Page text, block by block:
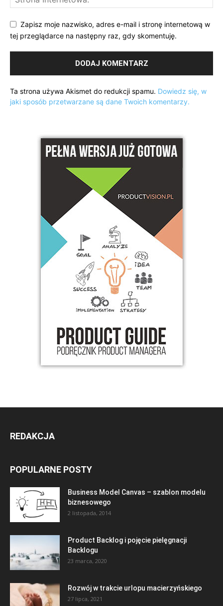
Zapisz moje nazwisko, adres e-mail i stronę internetową w
tej przeglądarce na następny raz, gdy skomentuję.
Ta strona używa Akismet do redukcji spamu. Dowiedz się, w
jaki sposób przetwarzane są dane Twoich komentarzy.
REDAKCJA
POPULARNE POSTY
Business Model Canvas – szablon modelu
biznesowego
2 listopada, 2014
Product Backlog i pojęcie pielęgnacji
Backlogu
23 marca, 2020
Rozwój w trakcie urlopu macierzyńskiego
27 lipca, 2021